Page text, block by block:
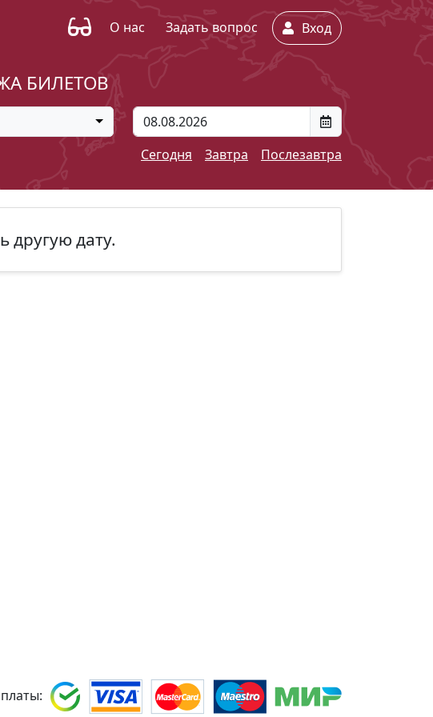
О нас Задать вопрос Вход
БИЛЕТОВ
Сегодня
Завтра Послезавтра
другую дату.